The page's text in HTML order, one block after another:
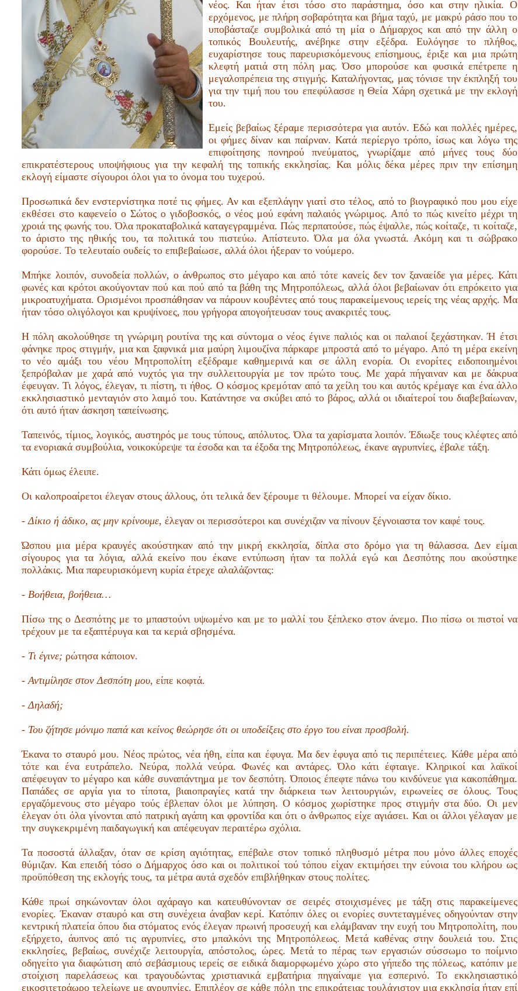
νέος. Και ήταν έτσι τόσο στο παράστημα, όσο και στην ηλικία. Ο
ερχόμενος, με πλήρη σοβαρότητα και βήμα ταχύ, με μακρύ ράσο που το
υποβάσταζε συμβολικά από τη μία ο Δήμαρχος και από την άλλη ο
τοπικός Βουλευτής, ανέβηκε στην εξέδρα. Ευλόγησε το πλήθος,
ευχαρίστησε τους παρευρισκόμενους επίσημους, έριξε και μια πρώτη
κλεφτή ματιά στη πόλη μας. Όσο μπορούσε και φυσικά επέτρεπε η
μεγαλοπρέπεια της στιγμής. Καταλήγοντας, μας τόνισε την έκπληξή του
για την τιμή που του επεφύλασσε η Θεία Χάρη σχετικά με την εκλογή
του.
Εμείς βεβαίως ξέραμε περισσότερα για αυτόν. Εδώ και πολλές ημέρες,
οι φήμες δίναν και παίρναν. Κατά περίεργο τρόπο, ίσως και λόγω της
επιφοίτησης πονηρού πνεύματος, γνωρίζαμε από μήνες τους δύο
επικρατέστερους υποψήφιους για την κεφαλή της τοπικής εκκλησίας. Και μόλις δέκα μέρες πριν την επίσημη
εκλογή είμαστε σίγουροι όλοι για το όνομα του τυχερού.
Προσωπικά δεν ενστερνίστηκα ποτέ τις φήμες. Αν και εξεπλάγην γιατί στο τέλος, από το βιογραφικό που μου είχε
εκθέσει στο καφενείο ο Σώτος ο γιδοβοσκός, ο νέος μού εφάνη παλαιός γνώριμος. Από το πώς κινείτο μέχρι τη
χροιά της φωνής του. Όλα προκαταβολικά καταγεγραμμένα. Πώς περπατούσε, πώς έψαλλε, πώς κοίταζε, τι κοίταζε,
το άριστο της ηθικής του, τα πολιτικά του πιστεύω. Απίστευτο. Όλα μα όλα γνωστά. Ακόμη και τι σώβρακο
φορούσε. Το τελευταίο ουδείς το επιβεβαίωσε, αλλά όλοι ήξεραν το νούμερο.
Μπήκε λοιπόν, συνοδεία πολλών, ο άνθρωπος στο μέγαρο και από τότε κανείς δεν τον ξαναείδε για μέρες. Κάτι
φωνές και κρότοι ακούγονταν πού και πού από τα βάθη της Μητροπόλεως, αλλά όλοι βεβαίωναν ότι επρόκειτο για
μικροατυχήματα. Ορισμένοι προσπάθησαν να πάρουν κουβέντες από τους παρακείμενους ιερείς της νέας αρχής. Μα
ήταν τόσο ολιγόλογοι και κρυψίνοες, που γρήγορα απογοήτευσαν τους ανακριτές τους.
Η πόλη ακολούθησε τη γνώριμη ρουτίνα της και σύντομα ο νέος έγινε παλιός και οι παλαιοί ξεχάστηκαν. Ή έτσι
φάνηκε προς στιγμήν, μια και ξαφνικά μια μαύρη λιμουζίνα πάρκαρε μπροστά από το μέγαρο. Από τη μέρα εκείνη
το νέο αμάξι του νέου Μητροπολίτη εξέδραμε καθημερινά και σε άλλη ενορία. Οι ενορίτες ειδοποιημένοι
ξεπρόβαλαν με χαρά από νυχτός για την συλλειτουργία με τον πρώτο τους. Με χαρά πήγαιναν και με δάκρυα
έφευγαν. Τι λόγος, έλεγαν, τι πίστη, τι ήθος. Ο κόσμος κρεμόταν από τα χείλη του και αυτός κρέμαγε και ένα άλλο
εκκλησιαστικό μενταγιόν στο λαιμό του. Κατάντησε να σκύβει από το βάρος, αλλά οι ιδιαίτεροί του διαβεβαίωναν,
ότι αυτό ήταν άσκηση ταπείνωσης.
Ταπεινός, τίμιος, λογικός, αυστηρός με τους τύπους, απόλυτος. Όλα τα χαρίσματα λοιπόν. Έδιωξε τους κλέφτες από
τα ενοριακά συμβούλια, νοικοκύρεψε τα έσοδα και τα έξοδα της Μητροπόλεως, έκανε αγρυπνίες, έβαλε τάξη.
Κάτι όμως έλειπε.
Οι καλοπροαίρετοι έλεγαν στους άλλους, ότι τελικά δεν ξέρουμε τι θέλουμε. Μπορεί να είχαν δίκιο.
- Δίκιο ή άδικο, ας μην κρίνουμε, έλεγαν οι περισσότεροι και συνέχιζαν να πίνουν ξέγνοιαστα τον καφέ τους.
Ώσπου μια μέρα κραυγές ακούστηκαν από την μικρή εκκλησία, δίπλα στο δρόμο για τη θάλασσα. Δεν είμαι
σίγουρος για τα λόγια, αλλά εκείνο που έκανε εντύπωση ήταν τα πολλά εγώ και Δεσπότης που ακούστηκε
πολλάκις. Μια παρευρισκόμενη κυρία έτρεχε αλαλάζοντας:
- Βοήθεια, βοήθεια…
Πίσω της ο Δεσπότης με το μπαστούνι υψωμένο και με το μαλλί του ξέπλεκο στον άνεμο. Πιο πίσω οι πιστοί να
τρέχουν με τα εξαπτέρυγα και τα κεριά σβησμένα.
- Τι έγινε; ρώτησα κάποιον.
- Αντιμίλησε στον Δεσπότη μου, είπε κοφτά.
- Δηλαδή;
- Του ζήτησε μόνιμο παπά και κείνος θεώρησε ότι οι υποδείξεις στο έργο του είναι προσβολή.
Έκανα το σταυρό μου. Νέος πρώτος, νέα ήθη, είπα και έφυγα. Μα δεν έφυγα από τις περιπέτειες. Κάθε μέρα από
τότε και ένα ευτράπελο. Νεύρα, πολλά νεύρα. Φωνές και αντάρες. Όλο κάτι έφταιγε. Κληρικοί και λαϊκοί
απέφευγαν το μέγαρο και κάθε συναπάντημα με τον δεσπότη. Όποιος έπεφτε πάνω του κινδύνευε για κακοπάθημα.
Παπάδες σε αργία για το τίποτα, βιαιοπραγίες κατά την διάρκεια των λειτουργιών, ειρωνείες σε όλους. Τους
εργαζόμενους στο μέγαρο τούς έβλεπαν όλοι με λύπηση. Ο κόσμος χωρίστηκε προς στιγμήν στα δύο. Οι μεν
έλεγαν ότι όλα γίνονται από πατρική αγάπη και φροντίδα και ότι ο άνθρωπος είχε αγιάσει. Και οι άλλοι γέλαγαν με
την συγκεκριμένη παιδαγωγική και απέφευγαν περαιτέρω σχόλια.
Τα ποσοστά άλλαξαν, όταν σε κρίση αγιότητας, επέβαλε στον τοπικό πληθυσμό μέτρα που μόνο άλλες εποχές
θύμιζαν. Και επειδή τόσο ο Δήμαρχος όσο και οι πολιτικοί τού τόπου είχαν εκτιμήσει την εύνοια του κλήρου ως
προϋπόθεση της εκλογής τους, τα μέτρα αυτά σχεδόν επιβλήθηκαν στους πολίτες.
Κάθε πρωί σηκώνονταν όλοι αχάραγο και κατευθύνονταν σε σειρές στοιχισμένες με τάξη στις παρακείμενες
ενορίες. Έκαναν σταυρό και στη συνέχεια άναβαν κερί. Κατόπιν όλες οι ενορίες συντεταγμένες οδηγούνταν στην
κεντρική πλατεία όπου δια στόματος ενός έλεγαν πρωινή προσευχή και ελάμβαναν την ευχή του Μητροπολίτη, που
εξήρχετο, άυπνος από τις αγρυπνίες, στο μπαλκόνι της Μητροπόλεως. Μετά καθένας στην δουλειά του. Στις
εκκλησίες, βεβαίως, συνέχιζε λειτουργία, απόστολος, ώρες. Μετά το πέρας των εργασιών σύσσωμο το ποίμνιο
οδηγείτο για διαφώτιση από σεβάσμιους ιερείς σε ειδικά διαμορφωμένο χώρο στο γήπεδο της πόλεως, κατόπιν με
στοίχιση παρελάσεως και τραγουδώντας χριστιανικά εμβατήρια πηγαίναμε για εσπερινό. Το εκκλησιαστικό
εικοσιτετράωρο τελείωνε με αγρυπνίες. Επιπλέον σε κάθε πόλη της επικράτειας τουλάχιστον μια εκκλησία ήταν επί